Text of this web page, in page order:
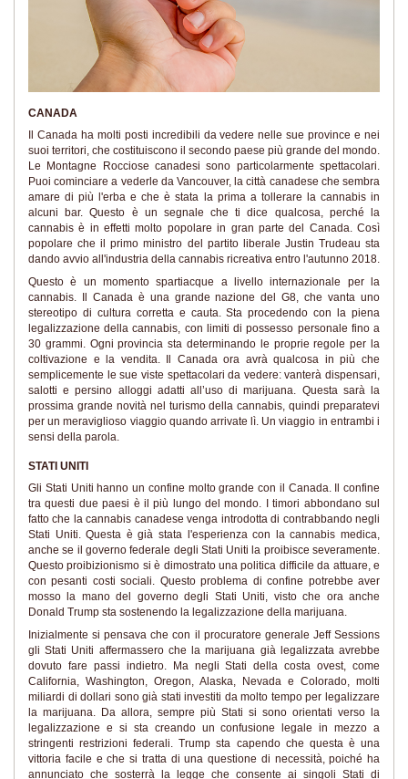
CANADA
Il Canada ha molti posti incredibili da vedere nelle sue province e nei
suoi territori, che costituiscono il secondo paese più grande del mondo.
Le Montagne Rocciose canadesi sono particolarmente spettacolari.
Puoi cominciare a vederle da Vancouver, la città canadese che sembra
amare di più l'erba e che è stata la prima a tollerare la cannabis in
alcuni bar. Questo è un segnale che ti dice qualcosa, perché la
cannabis è in effetti molto popolare in gran parte del Canada. Così
popolare che il primo ministro del partito liberale Justin Trudeau sta
dando avvio all'industria della cannabis ricreativa entro l'autunno 2018.
Questo è un momento spartiacque a livello internazionale per la
cannabis. Il Canada è una grande nazione del G8, che vanta uno
stereotipo di cultura corretta e cauta. Sta procedendo con la piena
legalizzazione della cannabis, con limiti di possesso personale fino a
30 grammi. Ogni provincia sta determinando le proprie regole per la
coltivazione e la vendita. Il Canada ora avrà qualcosa in più che
semplicemente le sue viste spettacolari da vedere: vanterà dispensari,
salotti e persino alloggi adatti all’uso di marijuana. Questa sarà la
prossima grande novità nel turismo della cannabis, quindi preparatevi
per un meraviglioso viaggio quando arrivate lì. Un viaggio in entrambi i
sensi della parola.
STATI UNITI
Gli Stati Uniti hanno un confine molto grande con il Canada. Il confine
tra questi due paesi è il più lungo del mondo. I timori abbondano sul
fatto che la cannabis canadese venga introdotta di contrabbando negli
Stati Uniti. Questa è già stata l'esperienza con la cannabis medica,
anche se il governo federale degli Stati Uniti la proibisce severamente.
Questo proibizionismo si è dimostrato una politica difficile da attuare, e
con pesanti costi sociali. Questo problema di confine potrebbe aver
mosso la mano del governo degli Stati Uniti, visto che ora anche
Donald Trump sta sostenendo la legalizzazione della marijuana.
Inizialmente si pensava che con il procuratore generale Jeff Sessions
gli Stati Uniti affermassero che la marijuana già legalizzata avrebbe
dovuto fare passi indietro. Ma negli Stati della costa ovest, come
California, Washington, Oregon, Alaska, Nevada e Colorado, molti
miliardi di dollari sono già stati investiti da molto tempo per legalizzare
la marijuana. Da allora, sempre più Stati si sono orientati verso la
legalizzazione e si sta creando un confusione legale in mezzo a
stringenti restrizioni federali. Trump sta capendo che questa è una
vittoria facile e che si tratta di una questione di necessità, poiché ha
annunciato che sosterrà la legge che consente ai singoli Stati di